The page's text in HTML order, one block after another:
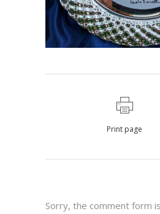
Print page
Sorry, the comment form